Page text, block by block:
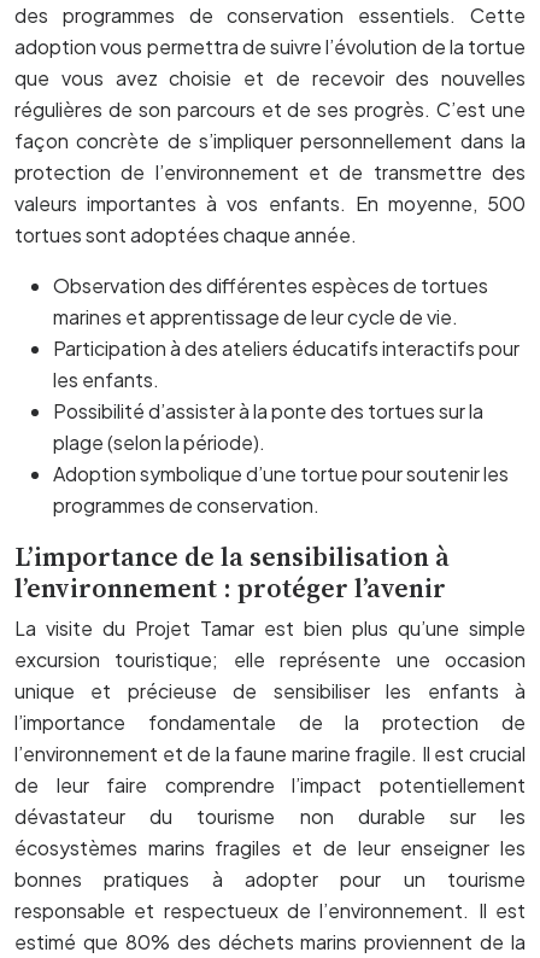
des programmes de conservation essentiels. Cette
adoption vous permettra de suivre l’évolution de la tortue
que vous avez choisie et de recevoir des nouvelles
régulières de son parcours et de ses progrès. C’est une
façon concrète de s’impliquer personnellement dans la
protection de l’environnement et de transmettre des
valeurs importantes à vos enfants. En moyenne, 500
tortues sont adoptées chaque année.
Observation des différentes espèces de tortues
marines et apprentissage de leur cycle de vie.
Participation à des ateliers éducatifs interactifs pour
les enfants.
Possibilité d’assister à la ponte des tortues sur la
plage (selon la période).
Adoption symbolique d’une tortue pour soutenir les
programmes de conservation.
L’importance de la sensibilisation à
l’environnement : protéger l’avenir
La visite du Projet Tamar est bien plus qu’une simple
excursion touristique; elle représente une occasion
unique et précieuse de sensibiliser les enfants à
l’importance fondamentale de la protection de
l’environnement et de la faune marine fragile. Il est crucial
de leur faire comprendre l’impact potentiellement
dévastateur du tourisme non durable sur les
écosystèmes marins fragiles et de leur enseigner les
bonnes pratiques à adopter pour un tourisme
responsable et respectueux de l’environnement. Il est
estimé que 80% des déchets marins proviennent de la